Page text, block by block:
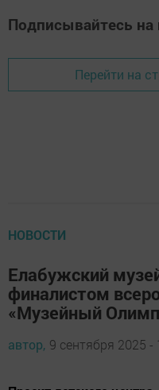
Подписывайтесь на
Перейти на
НОВОСТИ
Елабужский
финалистом
«Музейный
автор, 9 сентября 2025 -